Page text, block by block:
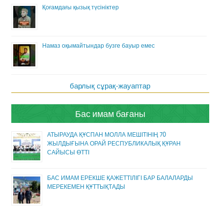
Қоғамдағы қызық түсініктер
Намаз оқымайтындар бузге бауыр емес
барлық сұрақ-жауаптар
Бас имам бағаны
АТЫРАУДА ҚҰСПАН МОЛЛА МЕШІТІНІҢ 70
ЖЫЛДЫҒЫНА ОРАЙ РЕСПУБЛИКАЛЫҚ ҚҰРАН
САЙЫСЫ ӨТТІ
БАС ИМАМ ЕРЕКШЕ ҚАЖЕТТІЛІГІ БАР БАЛАЛАРДЫ
МЕРЕКЕМЕН ҚҰТТЫҚТАДЫ